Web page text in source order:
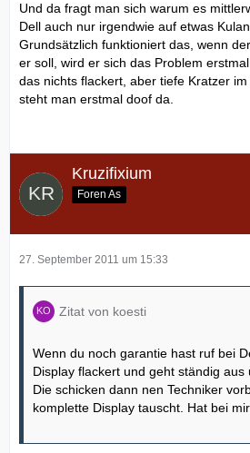
Und da fragt man sich warum es
Dell auch nur irgendwie auf etwas
Grundsätzlich funktioniert das, wenn
er soll, wird er sich das Problem
das nichts flackert, aber tiefe Kratzer
steht man erstmal doof da.
Kruzifixium
Foren As
27. September 2011 um 15:33
Zitat von koesti
Wenn du noch garantie hast ruf bei
Display flackert und geht ständig aus
Die schicken dann nen Techniker
komplette Display tauscht. Hat bei